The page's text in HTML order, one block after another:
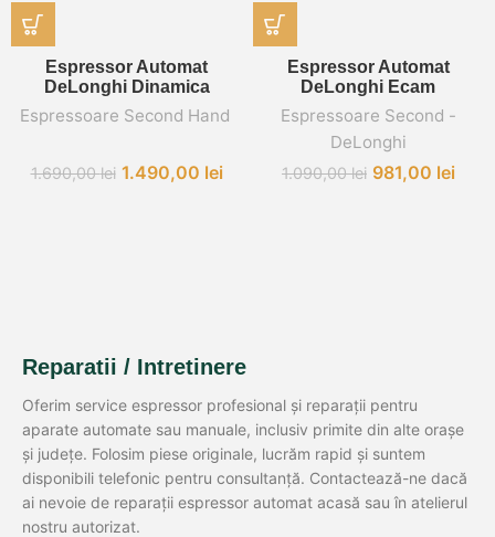
Espressor Automat
DeLonghi Dinamica
Espressoare Second Hand
1.690,00lei 1.490,00 lei
Espressor Automat
DeLonghi Ecam
Espressoare Second -
DeLonghi
1.090,00lei 981,00 lei
Reparatii / Intretinere
Oferim service espressor profesional și reparații pentru
aparate automate sau manuale, inclusiv primite din alte orașe
și județe. Folosim piese originale, lucrăm rapid și suntem
disponibili telefonic pentru consultanță. Contactează-ne dacă
ai nevoie de reparații espressor automat acasă sau în atelierul
nostru autorizat.